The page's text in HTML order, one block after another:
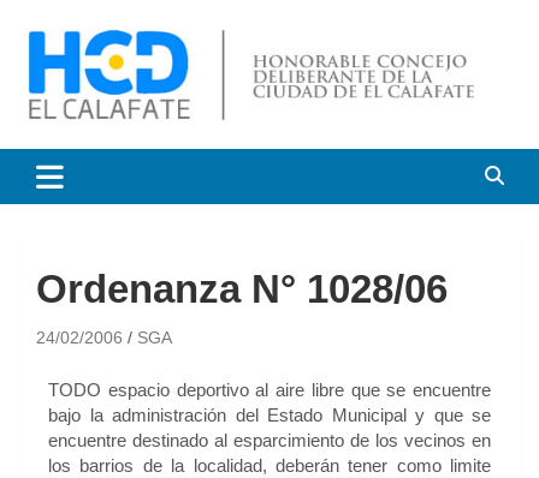
Honorable Concejo
Deliberante de El Calafate
Ordenanza N° 1028/06
24/02/2006 SGA
TODO espacio deportivo al aire libre que se encuentre
bajo la administración del Estado Municipal y que se
encuentre destinado al esparcimiento de los vecinos en
los barrios de la localidad, deberán tener como limite